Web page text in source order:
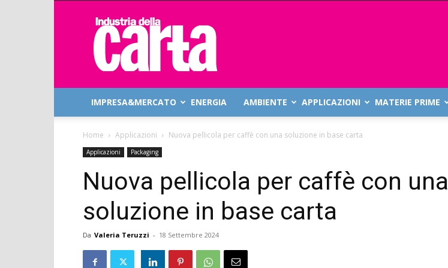
Industria
della
Carta
IMPRESA&MERCATO ENERGIA AMBIENTE APPLICAZIONI MATERIE PRIME
Home Applicazioni Nuova pellicola per caffè con una soluzione in base carta
Applicazioni Packaging
Nuova pellicola per caffè con una
soluzione in base carta
Da Valeria Teruzzi - 18 Settembre 2024